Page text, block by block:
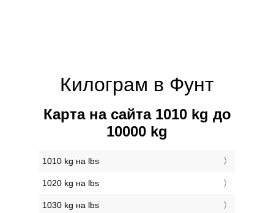
Килограм в Фунт
Карта на сайта 1010 kg до
10000 kg
1010 kg на lbs
1020 kg на lbs
1030 kg на lbs